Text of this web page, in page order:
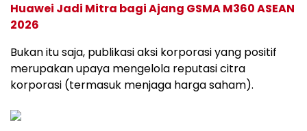
Huawei Jadi Mitra bagi Ajang GSMA M360 ASEAN
2026
Bukan itu saja, publikasi aksi korporasi yang positif
merupakan upaya mengelola reputasi citra
korporasi (termasuk menjaga harga saham).